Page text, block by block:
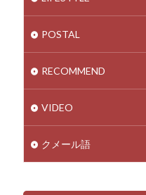
POSTAL
RECOMMEND
VIDEO
クメール語